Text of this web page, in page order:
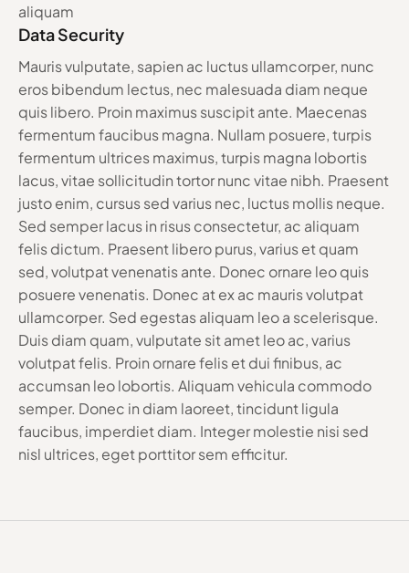
aliquam
Data Security
Mauris vulputate, sapien ac luctus ullamcorper, nunc
eros bibendum lectus, nec malesuada diam neque
quis libero. Proin maximus suscipit ante. Maecenas
fermentum faucibus magna. Nullam posuere, turpis
fermentum ultrices maximus, turpis magna lobortis
lacus, vitae sollicitudin tortor nunc vitae nibh. Praesent
justo enim, cursus sed varius nec, luctus mollis neque.
Sed semper lacus in risus consectetur, ac aliquam
felis dictum. Praesent libero purus, varius et quam
sed, volutpat venenatis ante. Donec ornare leo quis
posuere venenatis. Donec at ex ac mauris volutpat
ullamcorper. Sed egestas aliquam leo a scelerisque.
Duis diam quam, vulputate sit amet leo ac, varius
volutpat felis. Proin ornare felis et dui finibus, ac
accumsan leo lobortis. Aliquam vehicula commodo
semper. Donec in diam laoreet, tincidunt ligula
faucibus, imperdiet diam. Integer molestie nisi sed
nisl ultrices, eget porttitor sem efficitur.